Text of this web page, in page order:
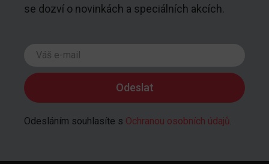
se dozví o novinkách a speciálních akcích.
Odesláním souhlasíte s Ochranou osobních údajů